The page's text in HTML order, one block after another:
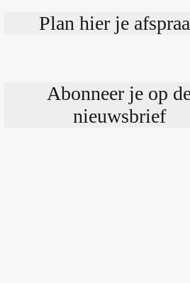
Plan hier je
Abonneer je op
nieuwsbrief